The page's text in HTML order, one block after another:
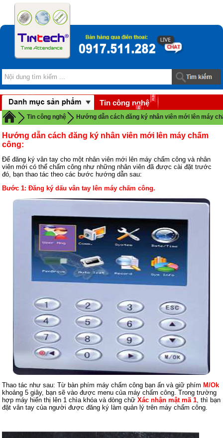
Tin công nghệ
Download
Tin công nghệ Hướng dẫn cách đăng ký nhân viên mới lên máy
Hướng dẫn cách đăng ký nhân viên mới lên máy chấm
công:
Để đăng ký vân tay cho một nhân viên mới lên máy chấm công và nhân
viên mới có thể chấm công như những nhân viên đã được cài đặt trước
đó, bạn thao tác theo các bước hướng dẫn sau:
Bước 1: Đăng ký dấu vân tay lên máy chấm công.
Thao tác như sau: Từ bàn phím máy chấm công bạn ấn và giữ phím M/Ok
khoảng 5 giây, bạn sẽ vào được menu của máy chấm công. Trong trường
hợp máy hiển thị lên 1 chìa khóa và dòng chữXác nhận mật mã 1, thì bạn
đặt vân tay của người được đăng ký làm quản lý trên máy chấm công.